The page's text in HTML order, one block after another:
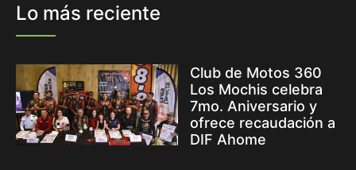
Lo más reciente
Club de Motos 360
Los Mochis celebra
7mo. Aniversario y
ofrece recaudación a
DIF Ahome